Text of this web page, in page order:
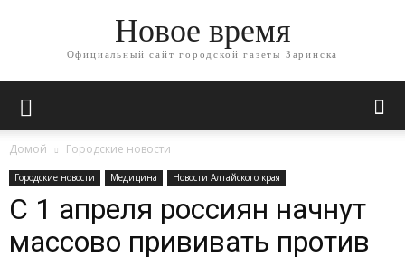
Новое время
Официальный сайт городской газеты Заринска
Домой Городские новости
Городские новости Медицина Новости Алтайского края
С 1 апреля россиян начнут
массово прививать против